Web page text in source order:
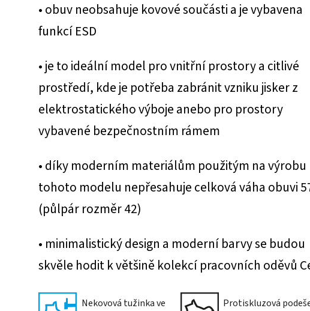
• obuv neobsahuje kovové součásti a je vybavena
funkcí ESD
• je to ideální model pro vnitřní prostory a citlivé
prostředí, kde je potřeba zabránit vzniku jisker z
elektrostatického výboje anebo pro prostory
vybavené bezpečnostním rámem
• díky moderním materiálům použitým na výrobu
tohoto modelu nepřesahuje celková váha obuvi
(půlpár rozměr 42)
• minimalistický design a moderní barvy se budou
skvěle hodit k většině kolekcí pracovních oděvů
Nekovová tužinka ve
Protiskluzová